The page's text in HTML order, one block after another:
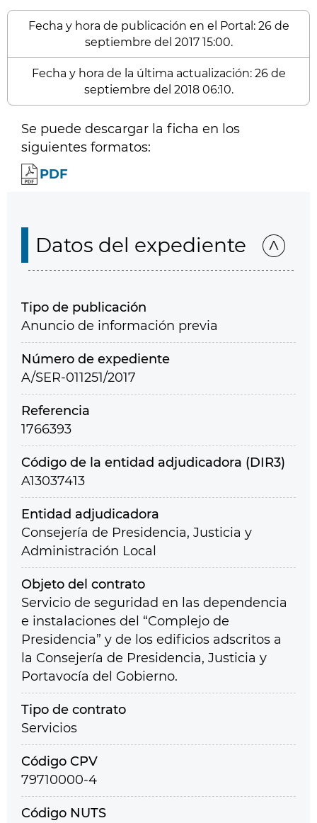
Fecha y hora de publicación en el Portal: 26 de
septiembre del 2017 15:00.
Fecha y hora de la última actualización: 26 de
septiembre del 2018 06:10.
Se puede descargar la ficha en los
siguientes formatos:
PDF
Datos del expediente
Tipo de publicación
Anuncio de información previa
Número de expediente
A/SER-011251/2017
Referencia
1766393
Código de la entidad adjudicadora (DIR3)
A13037413
Entidad adjudicadora
Consejería de Presidencia, Justicia y
Administración Local
Objeto del contrato
Servicio de seguridad en las dependencia
e instalaciones del “Complejo de
Presidencia” y de los edificios adscritos a
la Consejería de Presidencia, Justicia y
Portavocía del Gobierno.
Tipo de contrato
Servicios
Código CPV
79710000-4
Código NUTS